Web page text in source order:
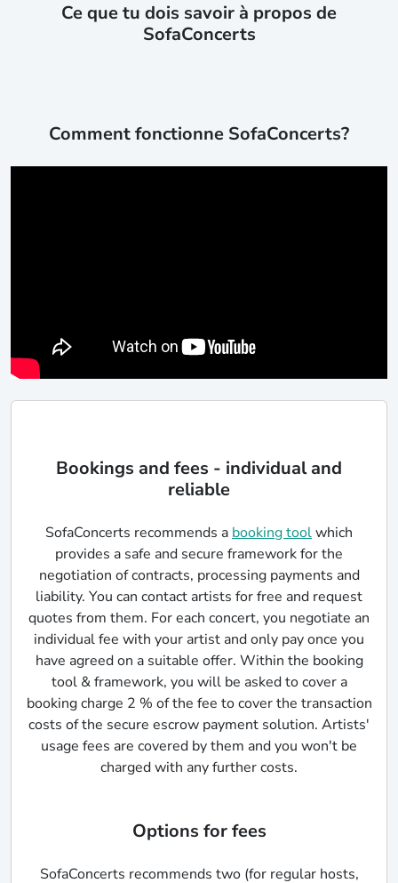
Ce que tu dois savoir à propos de
SofaConcerts
Comment fonctionne SofaConcerts?
Bookings and fees - individual and
reliable
SofaConcerts recommends a booking toolwhich
provides a safe and secure framework for the
negotiation of contracts, processing payments and
liability. You can contact artists for free and request
quotes from them. For each concert, you negotiate an
individual fee with your artist and only pay once you
have agreed on a suitable offer. Within the booking
tool & framework, you will be asked to cover a
booking charge 2 % of the fee to cover the transaction
costs of the secure escrow payment solution. Artists'
usage fees are covered by them and you won't be
charged with any further costs.
Options for fees
SofaConcerts recommends two (for regular hosts,